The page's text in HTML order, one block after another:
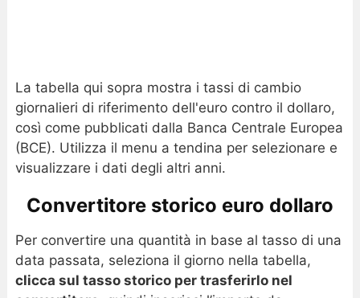
La tabella qui sopra mostra i tassi di cambio
giornalieri di riferimento dell'euro contro il dollaro,
così come pubblicati dalla Banca Centrale Europea
(BCE). Utilizza il menu a tendina per selezionare e
visualizzare i dati degli altri anni.
Convertitore storico euro dollaro
Per convertire una quantità in base al tasso di una
data passata, seleziona il giorno nella tabella,
clicca sul tasso storico per trasferirlo nel